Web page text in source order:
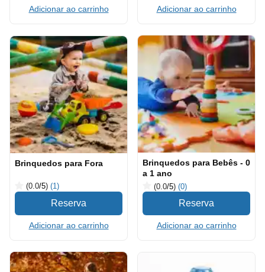
Adicionar ao carrinho Adicionar ao carrinho
Brinquedos para Fora
(0.0/5) (1)
Adicionar ao carrinho
Brinquedos para Bebês - 0
a 1 ano
(0.0/5) (0)
Adicionar ao carrinho